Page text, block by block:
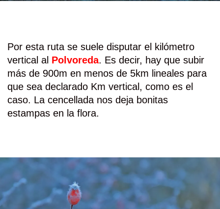
Por esta ruta se suele disputar el kilómetro
vertical al Polvoreda. Es decir, hay que subir
más de 900m en menos de 5km lineales para
que sea declarado Km vertical, como es el
caso. La cencellada nos deja bonitas
estampas en la flora.